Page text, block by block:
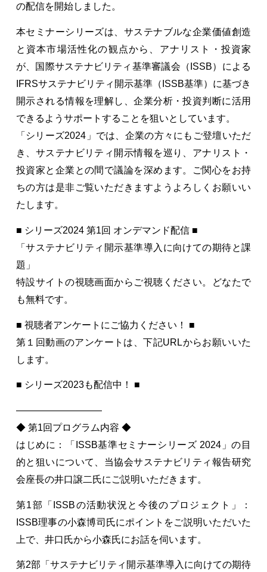
の配信を開始しました。
本セミナーシリーズは、サステナブルな企業価値創造
と資本市場活性化の観点から、アナリスト・投資家
が、国際サステナビリティ基準審議会（ISSB）による
IFRSサステナビリティ開示基準（ISSB基準）に基づき
開示される情報を理解し、企業分析・投資判断に活用
できるようサポートすることを狙いとしています。
「シリーズ2024」では、企業の方々にもご登壇いただ
き、サステナビリティ開示情報を巡り、アナリスト・
投資家と企業との間で議論を深めます。ご関心をお持
ちの方は是非ご覧いただきますようよろしくお願いい
たします。
■ シリーズ2024 第1回 オンデマンド配信 ■
「サステナビリティ開示基準導入に向けての期待と課
題」
特設サイトの視聴画面からご視聴ください。どなたで
も無料です。
■ 視聴者アンケートにご協力ください！ ■
第１回動画のアンケートは、下記URLからお願いいた
します。
■ シリーズ2023も配信中！ ■
—————————
◆ 第1回プログラム内容 ◆
はじめに：「ISSB基準セミナーシリーズ 2024」の目
的と狙いについて、当協会サステナビリティ報告研究
会座長の井口譲二氏にご説明いただきます。
第1部「ISSBの活動状況と今後のプロジェクト」：
ISSB理事の小森博司氏にポイントをご説明いただいた
上で、井口氏から小森氏にお話を伺います。
第2部「サステナビリティ開示基準導入に向けての期待